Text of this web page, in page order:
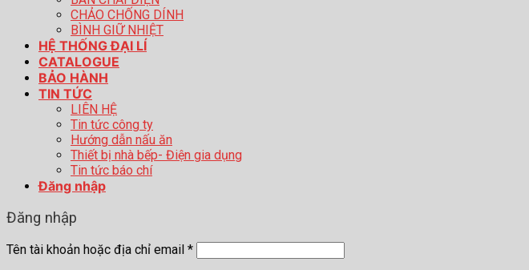
CHẢO CHỐNG DÍNH
BÌNH GIỮ NHIỆT
HỆ THỐNG ĐẠI LÍ
CATALOGUE
BẢO HÀNH
TIN TỨC
LIÊN HỆ
Tin tức công ty
Hướng dẫn nấu ăn
Thiết bị nhà bếp- Điện gia dụng
Tin tức báo chí
Đăng nhập
Đăng nhập
Tên tài khoản hoặc địa chỉ email *